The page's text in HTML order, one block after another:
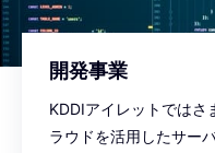
開発事業
KDDIアイレットではさ
ラウドを活用したサー